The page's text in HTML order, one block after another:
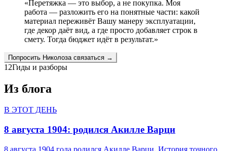
«Перетяжка — это выбор, а не покупка. Моя
работа — разложить его на понятные части: какой
материал переживёт Вашу манеру эксплуатации,
где декор даёт вид, а где просто добавляет строк в
смету. Тогда бюджет идёт в результат.»
Попросить Николоза связаться →
12Гиды и разборы
Из блога
В ЭТОТ ДЕНЬ
8 августа 1904: родился Акилле Варци
8 августа 1904 года родился Акилле Варци. История точного